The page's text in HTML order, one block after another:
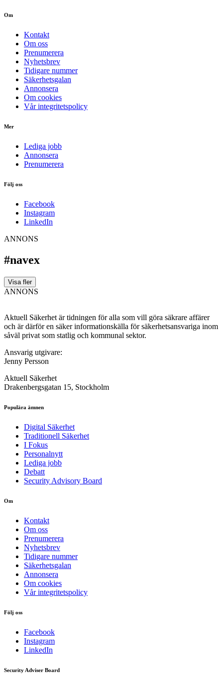
Om
Kontakt
Om oss
Prenumerera
Nyhetsbrev
Tidigare nummer
Säkerhetsgalan
Annonsera
Om cookies
Vår integritetspolicy
Mer
Lediga jobb
Annonsera
Prenumerera
Följ oss
Facebook
Instagram
LinkedIn
ANNONS
#navex
Visa fler
ANNONS
Aktuell Säkerhet är tidningen för alla som vill göra säkrare affärer
och är därför en säker informationskälla för säkerhets­ansvariga inom
såväl privat som statlig och kommunal sektor.
Ansvarig utgivare:
Jenny Persson
Aktuell Säkerhet
Drakenbergsgatan 15, Stockholm
Populära ämnen
Digital Säkerhet
Traditionell Säkerhet
I Fokus
Personalnytt
Lediga jobb
Debatt
Security Advisory Board
Om
Kontakt
Om oss
Prenumerera
Nyhetsbrev
Tidigare nummer
Säkerhetsgalan
Annonsera
Om cookies
Vår integritetspolicy
Följ oss
Facebook
Instagram
LinkedIn
Security Adviser Board